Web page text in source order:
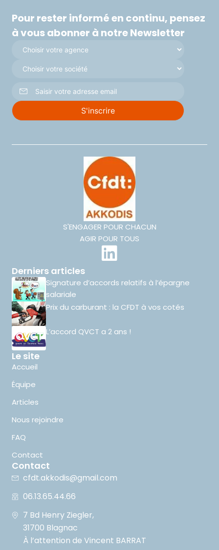
Pour rester informé en continu, pensez
à vous abonner à notre Newsletter
S'ENGAGER POUR CHACUN
AGIR POUR TOUS
Derniers articles
Signature d’accords relatifs à l’épargne
salariale
Prix du carburant : la CFDT à vos cotés
L’accord QVCT a 2 ans !
Le site
Accueil
Équipe
Articles
Nous rejoindre
FAQ
Contact
Contact
cfdt.akkodis@gmail.com
06.13.65.44.66
7 Bd Henry Ziegler,
31700 Blagnac
À l’attention de Vincent BARRAT